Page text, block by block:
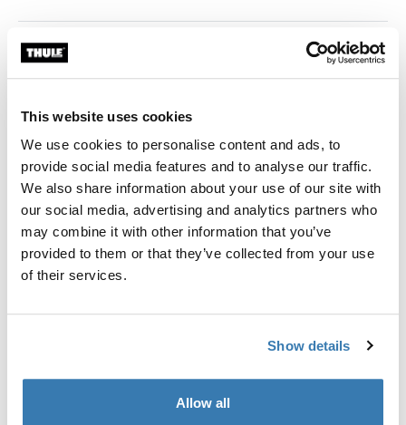
This website uses cookies
We use cookies to personalise content and ads, to
provide social media features and to analyse our traffic.
We also share information about your use of our site with
our social media, advertising and analytics partners who
may combine it with other information that you’ve
provided to them or that they’ve collected from your use
of their services.
Show details
Allow all
Individuelle Ausrüstung für die Montage eines Thule
Dachträgersystems auf Fahrzeugen ohne vormontierte
montierte Träger.
Toggle features
Alle Eigenschaften
Toggle techspec
Technische Daten
Herstellungsinformationen